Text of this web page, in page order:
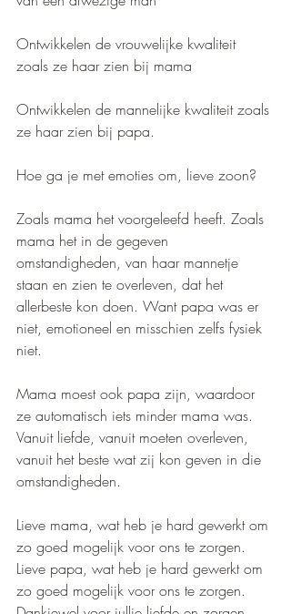
Ontwikkelen de vrouwelijke kwaliteit
zoals ze haar zien bij mama
Ontwikkelen de mannelijke kwaliteit zoals
ze haar zien bij papa.
Hoe ga je met emoties om, lieve zoon?
Zoals mama het voorgeleefd heeft. Zoals
mama het in de gegeven
omstandigheden, van haar mannetje
staan en zien te overleven, dat het
allerbeste kon doen. Want papa was er
niet, emotioneel en misschien zelfs fysiek
niet.
Mama moest ook papa zijn, waardoor
ze automatisch iets minder mama was.
Vanuit liefde, vanuit moeten overleven,
vanuit het beste wat zij kon geven in die
omstandigheden.
Lieve mama, wat heb je hard gewerkt om
zo goed mogelijk voor ons te zorgen.
Lieve papa, wat heb je hard gewerkt om
zo goed mogelijk voor ons te zorgen.